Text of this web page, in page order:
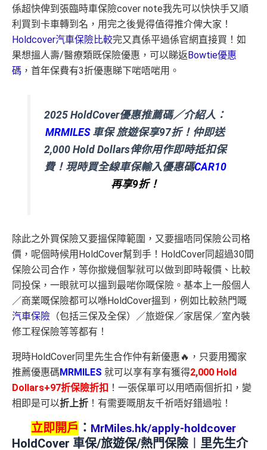
係超快俾到張臨時車保險cover note我先可以快快手又順
利買到卡車轉到名，用完之後覺得值得推介俾大家！
Holdcover汽車保險比較完又真係平過係官網直接買！如
果想搵人壽/醫療類既保險優惠，可以睇返 Bowtie優惠
碼 ，首年保費有3折優惠睇下啱唔啱用。
2025 HoldCover優惠推薦碼／介紹人：
MRMILES 車保 旅遊保享97折！仲即送
2,000 Hold Dollars俾你用作即時抵扣保
費！現時買全線車保輸入優惠碼CAR10
再享9折！
除此之外買保險又要搵保障範圍，又要搵唔同保險公司格
價，呢個時候用HoldCover幫到手！HoldCover同超過30間
保險公司合作，等你撳幾個掣就可以做到即時報價、比較
同投保，一眼就可以搵到最啱你嘅保險。基本上一般個人
／商業嘅保險都可以喺HoldCover搵到，例如比較熱門嘅
汽車保險 （包括三保及全保）／旅遊保／家居保／室內裝
修工程保險等等都有！
現時HoldCover同里先生合作仲有新優惠🔥，只要用獨家
推薦優惠碼MRMILES 就可以享有享有獲得2,000 Hold
Dollars+97折保險折扣 ！一張保單可以用哂兩個折扣，變
相即是可以折上折 ！有需要嘅朋友千祈唔好錯過啦！
立即開戶 ： MrMiles.hk/apply-holdcover
HoldCover 車保/旅遊保/熱門保險︱里先生介